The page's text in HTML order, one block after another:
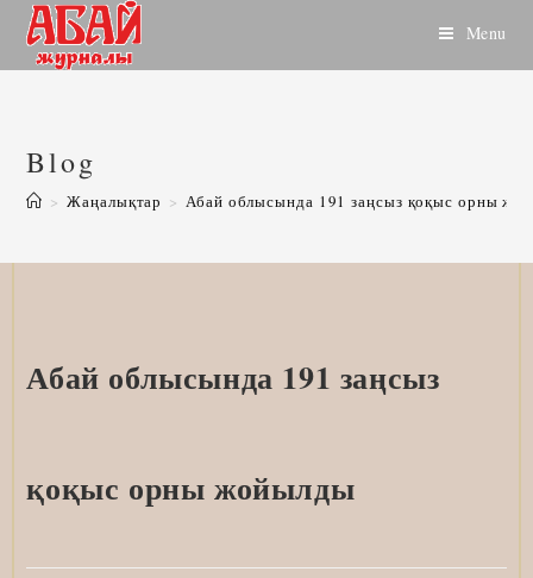
Skip
content
Menu
Blog
> Жаңалықтар > Абай облысында 191 заңсыз қоқыс орны
Абай облысында 191 заңсыз
қоқыс орны жойылды